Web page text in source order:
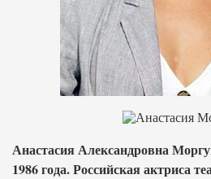
Анастасия Александровна
1986 года. Российская актриса